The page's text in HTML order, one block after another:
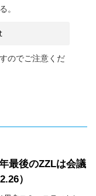
。
のでご注意くだ
最後のZZLは会議
）